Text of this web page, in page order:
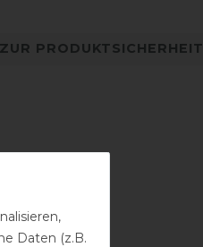
PRODUKTSICHERHEIT
Daten (z.B.